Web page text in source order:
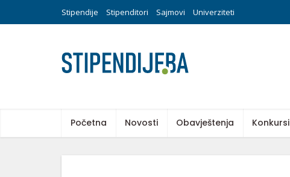
Stipendije Stipenditori Sajmovi Univerziteti
Početna Novosti Obavještenja Konkursi